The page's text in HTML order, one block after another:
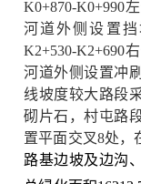
K0+870-K0+990
河道外侧设置
K2+530-K2+690
河道外侧设置冲
线坡度较大路段
砌片石，村屯路
置平面交叉8处，
路基边坡及边沟